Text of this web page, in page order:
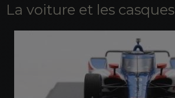
La voiture et les casques